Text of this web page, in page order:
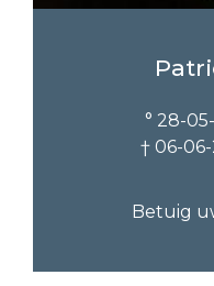
° 28-
† 06-
Betuig